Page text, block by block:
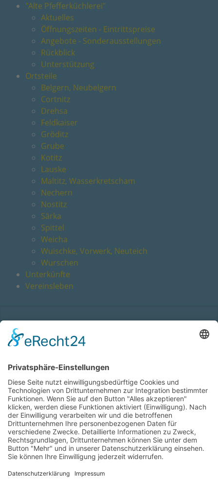
"Alte Pfefferküchlerei"
Aktuelles
Öffnungszeiten - Eintrittspreise
Angebote - Sonderausstellungen
Rückblick
Unterstützung
Ortsteile
Belgern, Neubelgern
Cortnitz
Drehsa
Feldkaiser
Gröditz
Grube
Kotitz
Lauske
Maltitz, Wasserkretscham
Nechern
Nostitz
Särka
Spittel
Weicha
Wuischke, Vorwerk, Neuteich
Wurschen
Unterkünfte
Vereinsleben
Barrierefreiheit
Bildquellen
Sitemap
Datenschutzerklärung
Impressum
Suche
Intranet
Deutsch
Sorbisch